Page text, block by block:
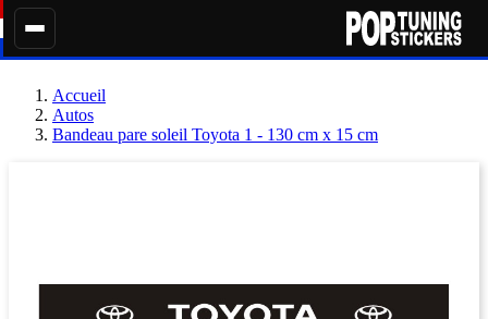
Accueil
Autos
Bandeau pare soleil Toyota 1 - 130 cm x 15 cm